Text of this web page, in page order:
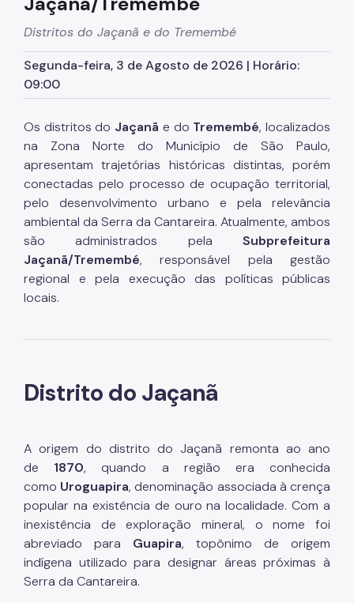
Distritos do Jaçanã e do Tremembé
Segunda-feira, 3 de Agosto de 2026 | Horário:
09:00
Os distritos do Jaçanã e do Tremembé, localizados
na Zona Norte do Município de São Paulo,
apresentam trajetórias históricas distintas, porém
conectadas pelo processo de ocupação territorial,
pelo desenvolvimento urbano e pela relevância
ambiental da Serra da Cantareira. Atualmente, ambos
são administrados pela Subprefeitura
Jaçanã/Tremembé, responsável pela gestão
regional e pela execução das políticas públicas
locais.
Distrito do Jaçanã
A origem do distrito do Jaçanã remonta ao ano
de 1870, quando a região era conhecida
como Uroguapira, denominação associada à crença
popular na existência de ouro na localidade. Com a
inexistência de exploração mineral, o nome foi
abreviado para Guapira, topônimo de origem
indígena utilizado para designar áreas próximas à
Serra da Cantareira.